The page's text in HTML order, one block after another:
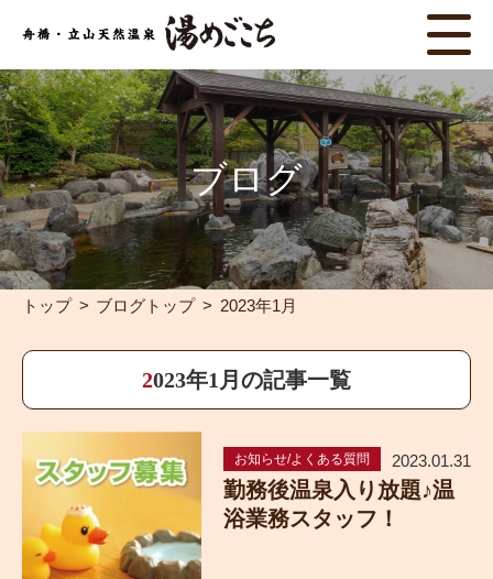
ブログ
トップ ブログトップ 2023年1月
2023年1月の記事一覧
お知らせ/よくある質問 2023.01.31
勤務後温泉入り放題♪温
浴業務スタッフ！